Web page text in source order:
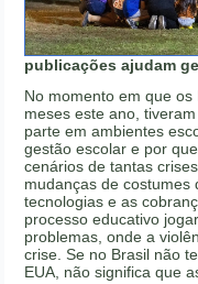
publicações ajudam
No momento em que
meses este ano,
parte em ambientes
gestão escolar e por
cenários de tantas
mudanças de costumes
tecnologias e as
processo educativo
problemas, onde a
crise. Se no Brasil não
EUA, não significa que